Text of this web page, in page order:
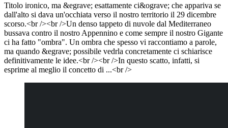
Titolo ironico, ma &egrave; esattamente ci&ograve; che appariva se
dall'alto si dava un'occhiata verso il nostro territorio il 29 dicembre
scorso.<br /><br />Un denso tappeto di nuvole dal Mediterraneo
bussava contro il nostro Appennino e come sempre il nostro Gigante
ci ha fatto "ombra". Un ombra che spesso vi raccontiamo a parole,
ma quando &egrave; possibile vedrla concretamente ci schiarisce
definitivamente le idee.<br /><br />In questo scatto, infatti, si
esprime al meglio il concetto di ...<br />